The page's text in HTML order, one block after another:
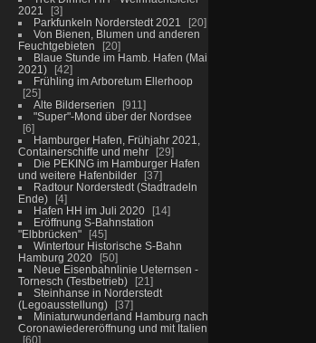
2021
3
Parkfunkeln Norderstedt 2021
20
Von Bienen, Blumen und anderen
Feuchtgebieten
20
Blaue Stunde im Hamb. Hafen (Mai
2021)
42
Frühling im Arboretum Ellerhoop
25
Alte Bilderserien
911
"Super"-Mond über der Nordsee
6
Hamburger Hafen, Frühjahr 2021,
Containerschiffe und mehr
29
Die PEKING im Hamburger Hafen
und weitere Hafenbilder
37
Radtour Norderstedt (Stadtradeln
Ende)
4
Hafen HH im Juli 2020
14
Eröffnung S-Bahnstation
"Elbbrücken"
45
Wintertour Historische S-Bahn
Hamburg 2020
50
Neue Eisenbahnlinie Ueternsen -
Tornesch (Testbetrieb)
21
Steinhanse in Norderstedt
(Legoausstellung)
37
Miniaturwunderland Hamburg nach
Coronawiedereröffnung und mit Italien
60